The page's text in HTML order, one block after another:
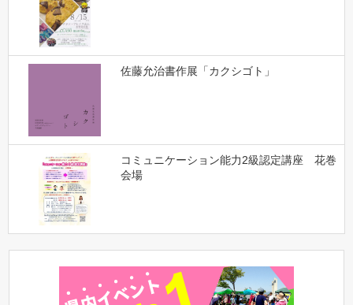
佐藤允治書作展「カクシゴト」
コミュニケーション能力2級認定講座 花巻
会場